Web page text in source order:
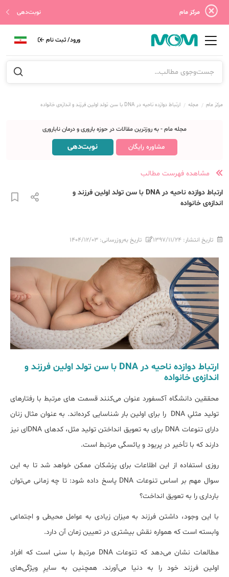
مرکز مام نوبت‌دهی
ورود/ ثبت نام
مرکز مام مجله ارتباط دوازده ناحیه در DNA با سن تولد اولین فرزند و اندازه‌ی خانواده
مجله مام - به روزترین مقالات در حوزه باروری و درمان ناباروری
مشاوره رایگان نوبت‌دهی
مشاهده فهرست مطالب
ارتباط دوازده ناحیه در DNA با سن تولد اولین فرزند و
اندازه‌ی خانواده
تاریخ انتشار: ۱۳۹۷/۱۱/۲۴ تاریخ به‌روزرسانی: ۱۴۰۴/۱۲/۰۳
ارتباط دوازده ناحیه در DNA با سن تولد اولین فرزند و
اندازه‌ی خانواده
محققین دانشگاه آکسفورد عنوان می‌کنند قسمت های مرتبط با رفتارهای
تولید مثلیِ DNA را برای اولین بار شناسایی کرده‌اند. به عنوان مثال زنان
دارای تنوعات DNA برای به تعویق انداختن تولید مثل، کد‌های DNA‌ای نیز
دارند که با تأخیر در پریود و یائسگی مرتبط است.
روزی استفاده از این اطلاعات برای پزشکان ممکن خواهد شد تا به این
سوال مهم بر اساس تنوعات DNA پاسخ داده شود: تا چه زمانی می‌توان
بارداری را به تعویق انداخت؟
با این وجود، داشتن فرزند به میزان زیادی به عوامل محیطی و اجتماعی
وابسته است که همواره نقش بیشتری در تعیین زمان آن دارد.
مطالعات نشان می‌دهد که تنوعات DNA مرتبط با سنی است که افراد
اولین فرزند خود را به دنیا می‌آورند. همچنین به سایرِ ویژگی‌های